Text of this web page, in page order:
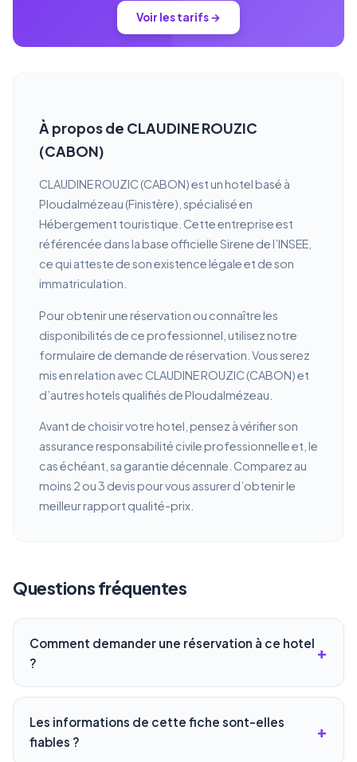
Voir les tarifs →
À propos de CLAUDINE ROUZIC
(CABON)
CLAUDINE ROUZIC (CABON) est un hotel basé à
Ploudalmézeau (Finistère), spécialisé en
Hébergement touristique. Cette entreprise est
référencée dans la base officielle Sirene de l’INSEE,
ce qui atteste de son existence légale et de son
immatriculation.
Pour obtenir une réservation ou connaître les
disponibilités de ce professionnel, utilisez notre
formulaire de demande de réservation. Vous serez
mis en relation avec CLAUDINE ROUZIC (CABON) et
d’autres hotels qualifiés de Ploudalmézeau.
Avant de choisir votre hotel, pensez à vérifier son
assurance responsabilité civile professionnelle et, le
cas échéant, sa garantie décennale. Comparez au
moins 2 ou 3 devis pour vous assurer d’obtenir le
meilleur rapport qualité-prix.
Questions fréquentes
Comment demander une réservation à ce hotel
?
Les informations de cette fiche sont-elles
fiables ?